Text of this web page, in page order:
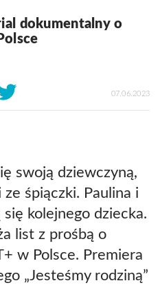
dokumentalny o
07.06.2023
swoją dziewczyną,
śpiączki. Paulina i
kolejnego dziecka.
list z prośbą o
w Polsce. Premiera
„Jesteśmy rodziną”